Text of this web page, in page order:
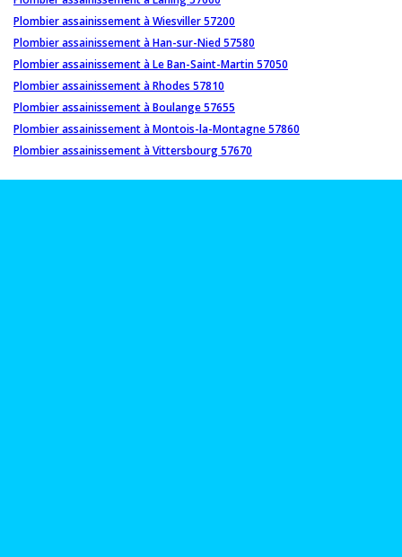
Plombier assainissement à Wiesviller 57200
Plombier assainissement à Han-sur-Nied 57580
Plombier assainissement à Le Ban-Saint-Martin 57050
Plombier assainissement à Rhodes 57810
Plombier assainissement à Boulange 57655
Plombier assainissement à Montois-la-Montagne 57860
Plombier assainissement à Vittersbourg 57670